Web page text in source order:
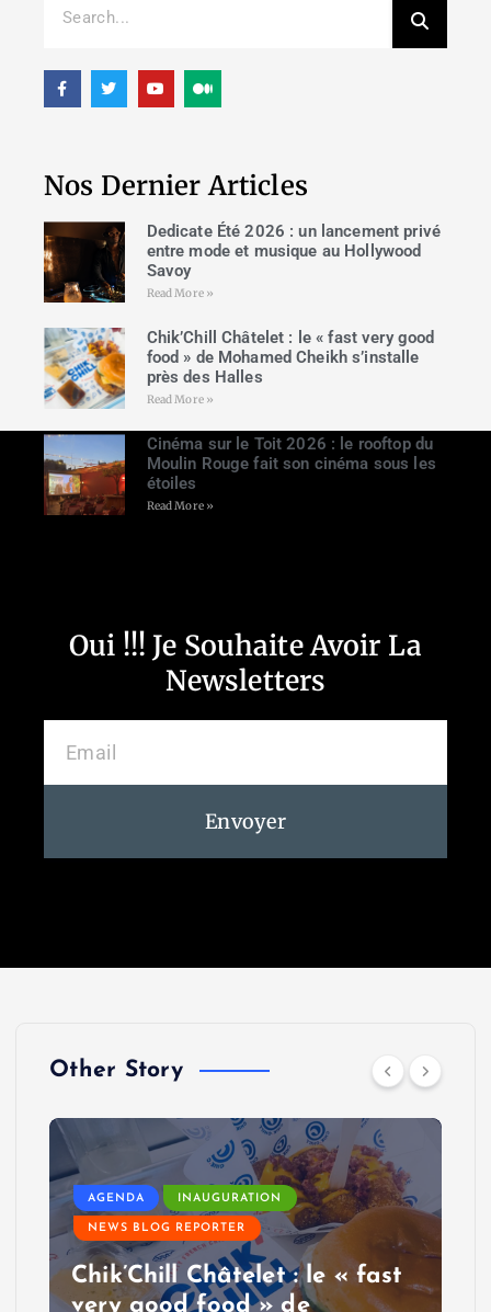
Nos Dernier Articles
Dedicate Été 2026 : un lancement privé
entre mode et musique au Hollywood
Savoy
Read More »
Chik’Chill Châtelet : le « fast very good
food » de Mohamed Cheikh s’installe
près des Halles
Read More »
Cinéma sur le Toit 2026 : le rooftop du
Moulin Rouge fait son cinéma sous les
étoiles
Read More »
Oui !!! Je Souhaite Avoir La
Newsletters
Envoyer
Other Story
AGENDA INAUGURATION
NEWS BLOG REPORTER
Chik’Chill Châtelet : le « fast
very good food » de